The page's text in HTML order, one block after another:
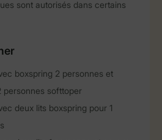
sont autorisés dans certains
boxspring 2 personnes et
softtoper
deux lits boxspring pour 1